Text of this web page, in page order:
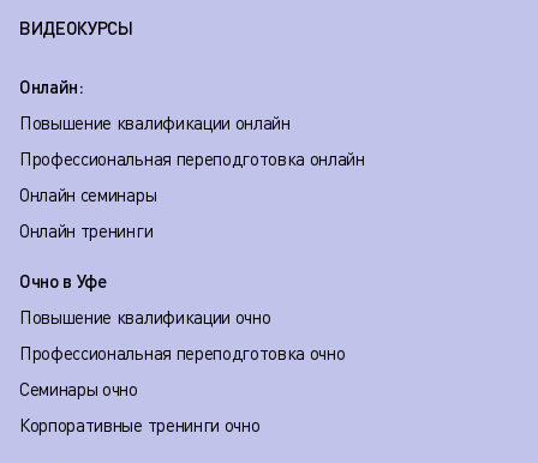
ВИДЕОКУРСЫ
Онлайн:
Повышение квалификации онлайн
Профессиональная переподготовка онлайн
Онлайн семинары
Онлайн тренинги
Очно в Уфе
Повышение квалификации очно
Профессиональная переподготовка очно
Семинары очно
Корпоративные тренинги очно